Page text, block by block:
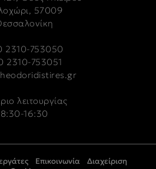
57009
2310-753050
2310-753051
λειτουργίας
8:30-16:30
Επικοινωνία
Διαχείριση